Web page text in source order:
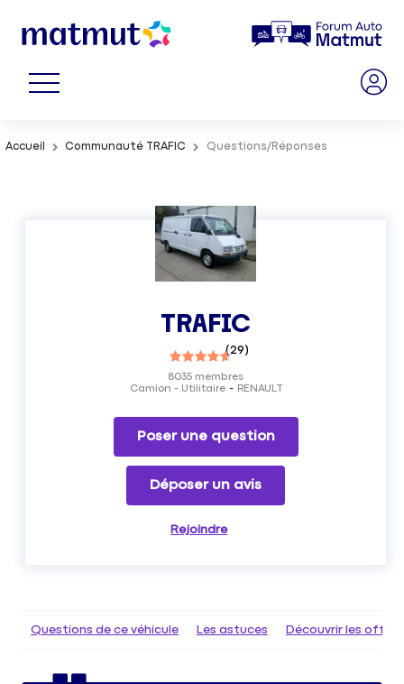
Accueil Communauté TRAFIC Questions/Réponses
TRAFIC
(29)
Camion - Utilitaire RENAULT
8035 membres
Poser une question
Déposer un avis
Rejoindre
Questions de ce véhicule Les astuces Découvrir les